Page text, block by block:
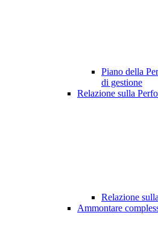
Piano della
di gestione
Relazione sulla
Relazione
Ammontare